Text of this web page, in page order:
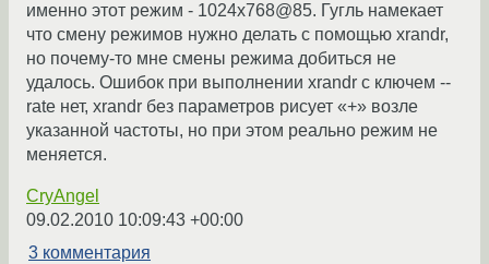
именно этот режим - 1024х768@85. Гугль намекает
что смену режимов нужно делать с помощью xrandr,
но почему-то мне смены режима добиться не
удалось. Ошибок при выполнении xrandr с ключем --
rate нет, xrandr без параметров рисует «+» возле
указанной частоты, но при этом реально режим не
меняется.
CryAngel
09.02.2010 10:09:43 +00:00
3 комментария